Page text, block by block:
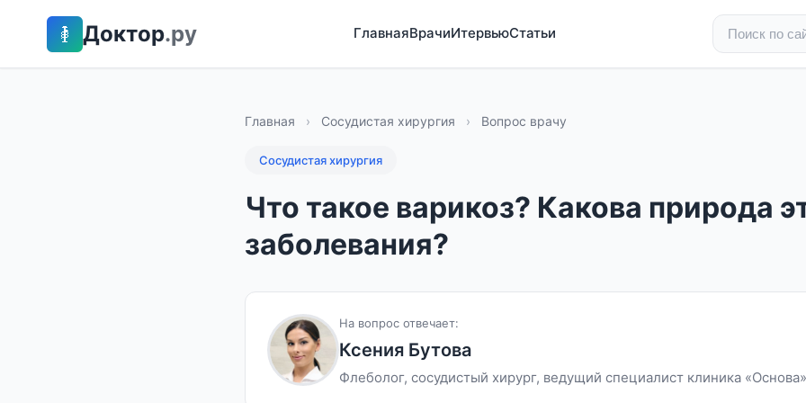
Доктор.ру ГлавнаяВрачиИтервьюСтатьи
Главная › Сосудистая хирургия › Вопрос врачу
Сосудистая хирургия
Что такое варикоз? Какова природа
заболевания?
На вопрос отвечает:
Ксения Бутова
Флеболог, сосудистый хирург, ведущий специалист клиника «Основа»